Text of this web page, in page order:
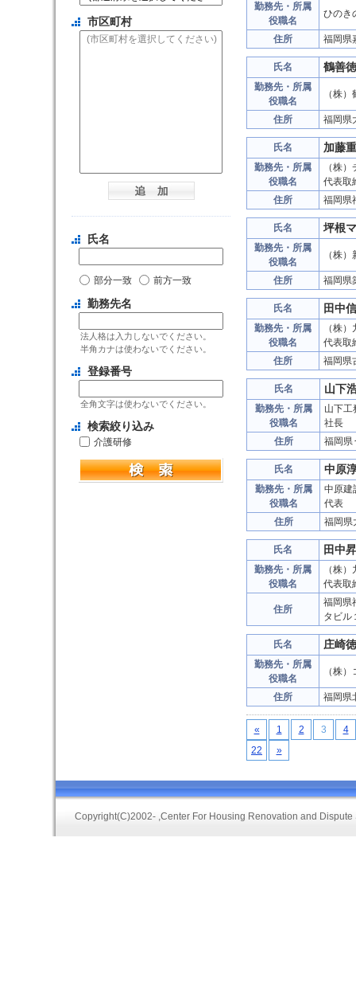
市区町村
氏名
部分一致 前方一致
勤務先名
法人格は入力しないでください。
半角カナは使わないでください。
登録番号
全角文字は使わないでください。
検索絞り込み
介護研修
勤務先・所属
役職名
ひのき
住所 福岡
氏名 鶴善徳
勤務先・所属
役職名
（株
住所 福岡
氏名 加藤
勤務先・所属
役職名
（株
代表取
住所
福岡県
氏名 坪根
勤務先・所属
役職名
（株
住所 福岡
氏名 田中
勤務先・所属
役職名
（株
代表取
住所
福岡
氏名 山下
勤務先・所属
役職名
山下工
社長
住所
福岡
氏名 中原
勤務先・所属
役職名
中原建
代表
住所
福岡
氏名 田中
勤務先・所属
役職名
（株
代表取
住所
福岡県
タビル
氏名 庄崎
勤務先・所属
役職名
（株
住所 福岡県
« 1 2 3
4
22
»
Copyright(C)2002- ,Center For Housing Renovation and Dispute